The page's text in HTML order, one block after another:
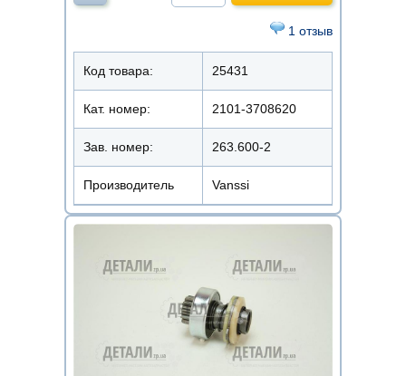
1 отзыв
Код товара: 25431
Кат. номер: 2101-3708620
Зав. номер: 263.600-2
Производитель Vanssi